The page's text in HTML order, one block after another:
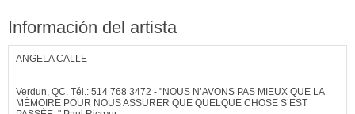
Información del artista
ANGELA CALLE
Verdun, QC. Tél.: 514 768 3472 - "NOUS N’AVONS PAS MIEUX QUE LA
MÉMOIRE POUR NOUS ASSURER QUE QUELQUE CHOSE S’EST